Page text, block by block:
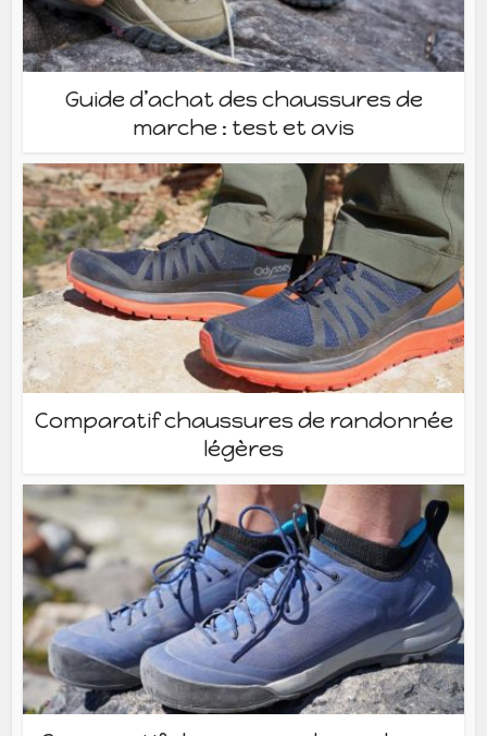
Guide d’achat des chaussures de
marche : test et avis
Comparatif chaussures de randonnée
légères